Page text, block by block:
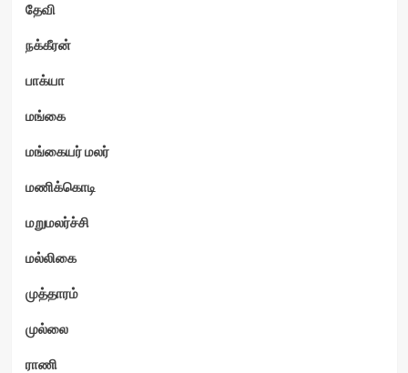
தேவி
நக்கீரன்
பாக்யா
மங்கை
மங்கையர் மலர்
மணிக்கொடி
மறுமலர்ச்சி
மல்லிகை
முத்தாரம்
முல்லை
ராணி